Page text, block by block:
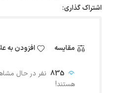
اشتراک گذاری:
مقایسه افزودن به
835 نفر در حال
هستند!